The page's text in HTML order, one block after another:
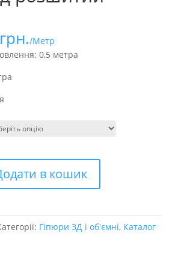
грн./Метр
0,5 метра
в кошик
Гіпюри 3Д і об'ємні, Каталог